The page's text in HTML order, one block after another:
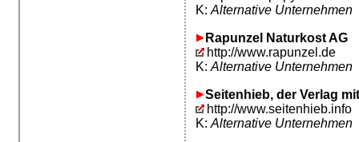
K: Alternative Unternehmen
Rapunzel Naturkost AG
http://www.rapunzel.de
K: Alternative Unternehmen
Seitenhieb, der Verlag
http://www.seitenhieb.info
K: Alternative Unternehmen